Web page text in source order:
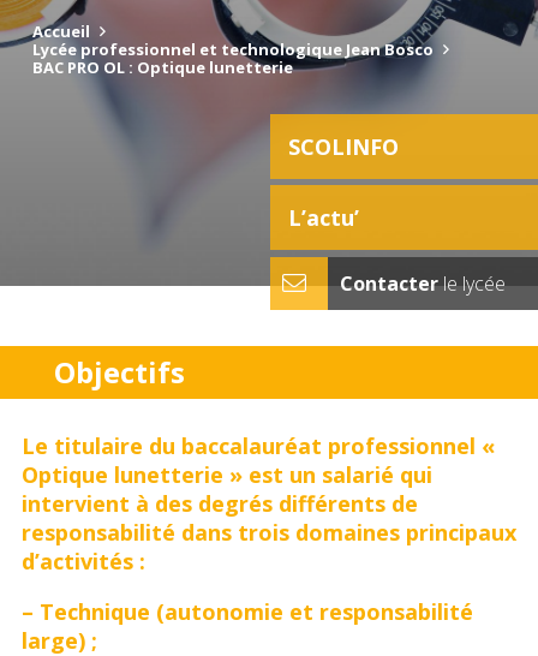
Accueil
Lycée professionnel et technologique Jean Bosco
BAC PRO OL : Optique lunetterie
SCOLINFO
L’actu’
Contacterle lycée
Objectifs
Le titulaire du baccalauréat professionnel «
Optique lunetterie » est un salarié qui
intervient à des degrés différents de
responsabilité dans trois domaines principaux
d’activités :
– Technique (autonomie et responsabilité
large) ;